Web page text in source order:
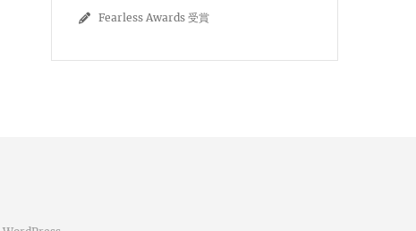
Fearless Awards 受賞